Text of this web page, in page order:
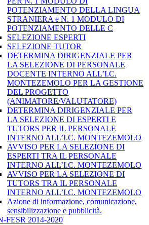
POTENZIAMENTO DELLA LINGUA
STRANIERA e N. 1 MODULO DI
POTENZIAMENTO DELLE C
SELEZIONE ESPERTI
SELEZIONE TUTOR
DETERMINA DIRIGENZIALE PER
LA SELEZIONE DI PERSONALE
DOCENTE INTERNO ALL’I.C.
MONTEZEMOLO PER LA GESTIONE
DEL PROGETTO
(ANIMATORE/VALUTATORE)
DETERMINA DIRIGENZIALE PER
LA SELEZIONE DI ESPERTI E
TUTORS PER IL PERSONALE
INTERNO ALL’I.C. MONTEZEMOLO
AVVISO PER LA SELEZIONE DI
ESPERTI TRA IL PERSONALE
INTERNO ALL’I.C. MONTEZEMOLO
AVVISO PER LA SELEZIONE DI
TUTORS TRA IL PERSONALE
INTERNO ALL’I.C. MONTEZEMOLO
Azione di informazione, comunicazione,
sensibilizzazione e pubblicità.
FESR 2014-2020